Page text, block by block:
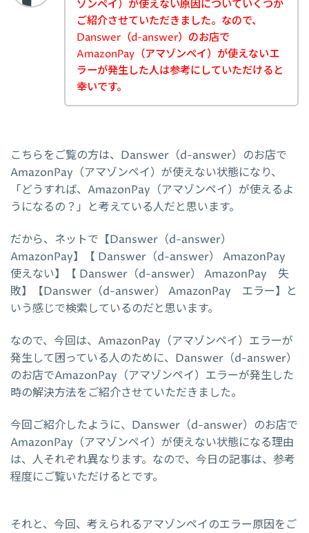
ゾンペイ）が使えない原因についていくつか
ご紹介させていただきました。なので、
Danswer（d-answer）のお店で
AmazonPay（アマゾンペイ）が使えないエ
ラーが発生した人は参考にしていただけると
幸いです。
こちらをご覧の方は、Danswer（d-answer）のお店で
AmazonPay（アマゾンペイ）が使えない状態になり、
「どうすれば、AmazonPay（アマゾンペイ）が使えるよ
うになるの？」と考えている人だと思います。
だから、ネットで【Danswer（d-answer）
AmazonPay】【 Danswer（d-answer） AmazonPay
使えない】【 Danswer（d-answer） AmazonPay 失
敗】【Danswer（d-answer） AmazonPay エラー】と
いう感じで検索しているのだと思います。
なので、今回は、AmazonPay（アマゾンペイ）エラーが
発生して困っている人のために、Danswer（d-answer）
のお店でAmazonPay（アマゾンペイ）エラーが発生した
時の解決方法をご紹介させていただきました。
今回ご紹介したように、Danswer（d-answer）のお店で
AmazonPay（アマゾンペイ）が使えない状態になる理由
は、人それぞれ異なります。なので、今日の記事は、参考
程度にご覧いただけるとです。
それと、今回、考えられるアマゾンペイのエラー原因をご